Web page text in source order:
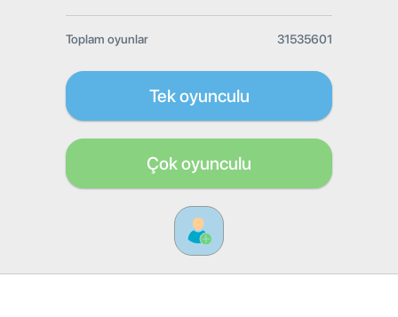
Toplam oyunlar 31535601
Tek oyunculu
Çok oyunculu